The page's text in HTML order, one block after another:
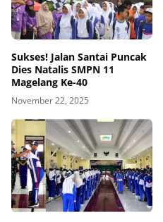
Sukses! Jalan Santai Puncak
Dies Natalis SMPN 11
Magelang Ke-40
November 22, 2025